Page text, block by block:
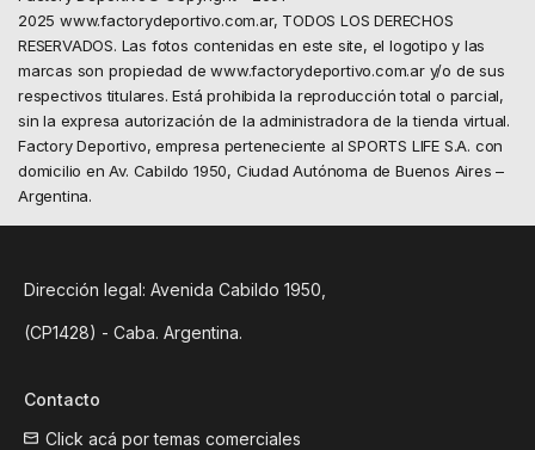
2025 www.factorydeportivo.com.ar, TODOS LOS DERECHOS
RESERVADOS. Las fotos contenidas en este site, el logotipo y las
marcas son propiedad de www.factorydeportivo.com.ar y/o de sus
respectivos titulares. Está prohibida la reproducción total o parcial,
sin la expresa autorización de la administradora de la tienda virtual.
Factory Deportivo, empresa perteneciente al SPORTS LIFE S.A. con
domicilio en Av. Cabildo 1950, Ciudad Autónoma de Buenos Aires –
Argentina.
Dirección legal: Avenida Cabildo 1950,
(CP1428) - Caba. Argentina.
Contacto
Click acá por temas comerciales